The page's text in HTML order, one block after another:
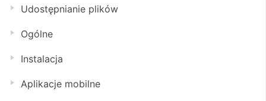
Udostępnianie plików
Ogólne
Instalacja
Aplikacje mobilne